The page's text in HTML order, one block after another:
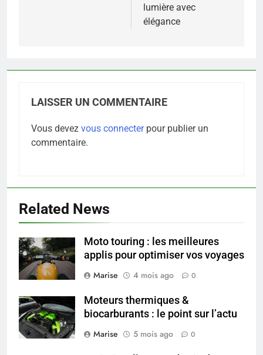
lumière avec
élégance
LAISSER UN COMMENTAIRE
Vous devez vous connecterpour publier un
commentaire.
Related News
Moto touring : les meilleures
applis pour optimiser vos voyages
Marise
4 mois ago 0
Moteurs thermiques &
biocarburants : le point sur l’actu
Marise
5 mois ago 0
5
SANTÉ
peau éclatante grâce à The
Ordinary
SANTÉ
7
Prévenir les chutes chez les
exercices